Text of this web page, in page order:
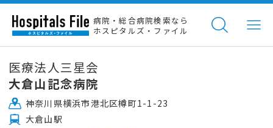
病院・総合病院検索なら
ホスピタルズ・ファイル
医療法人三星会
大倉山記念病院
神奈川県横浜市港北区樽町1-1-23
大倉山駅